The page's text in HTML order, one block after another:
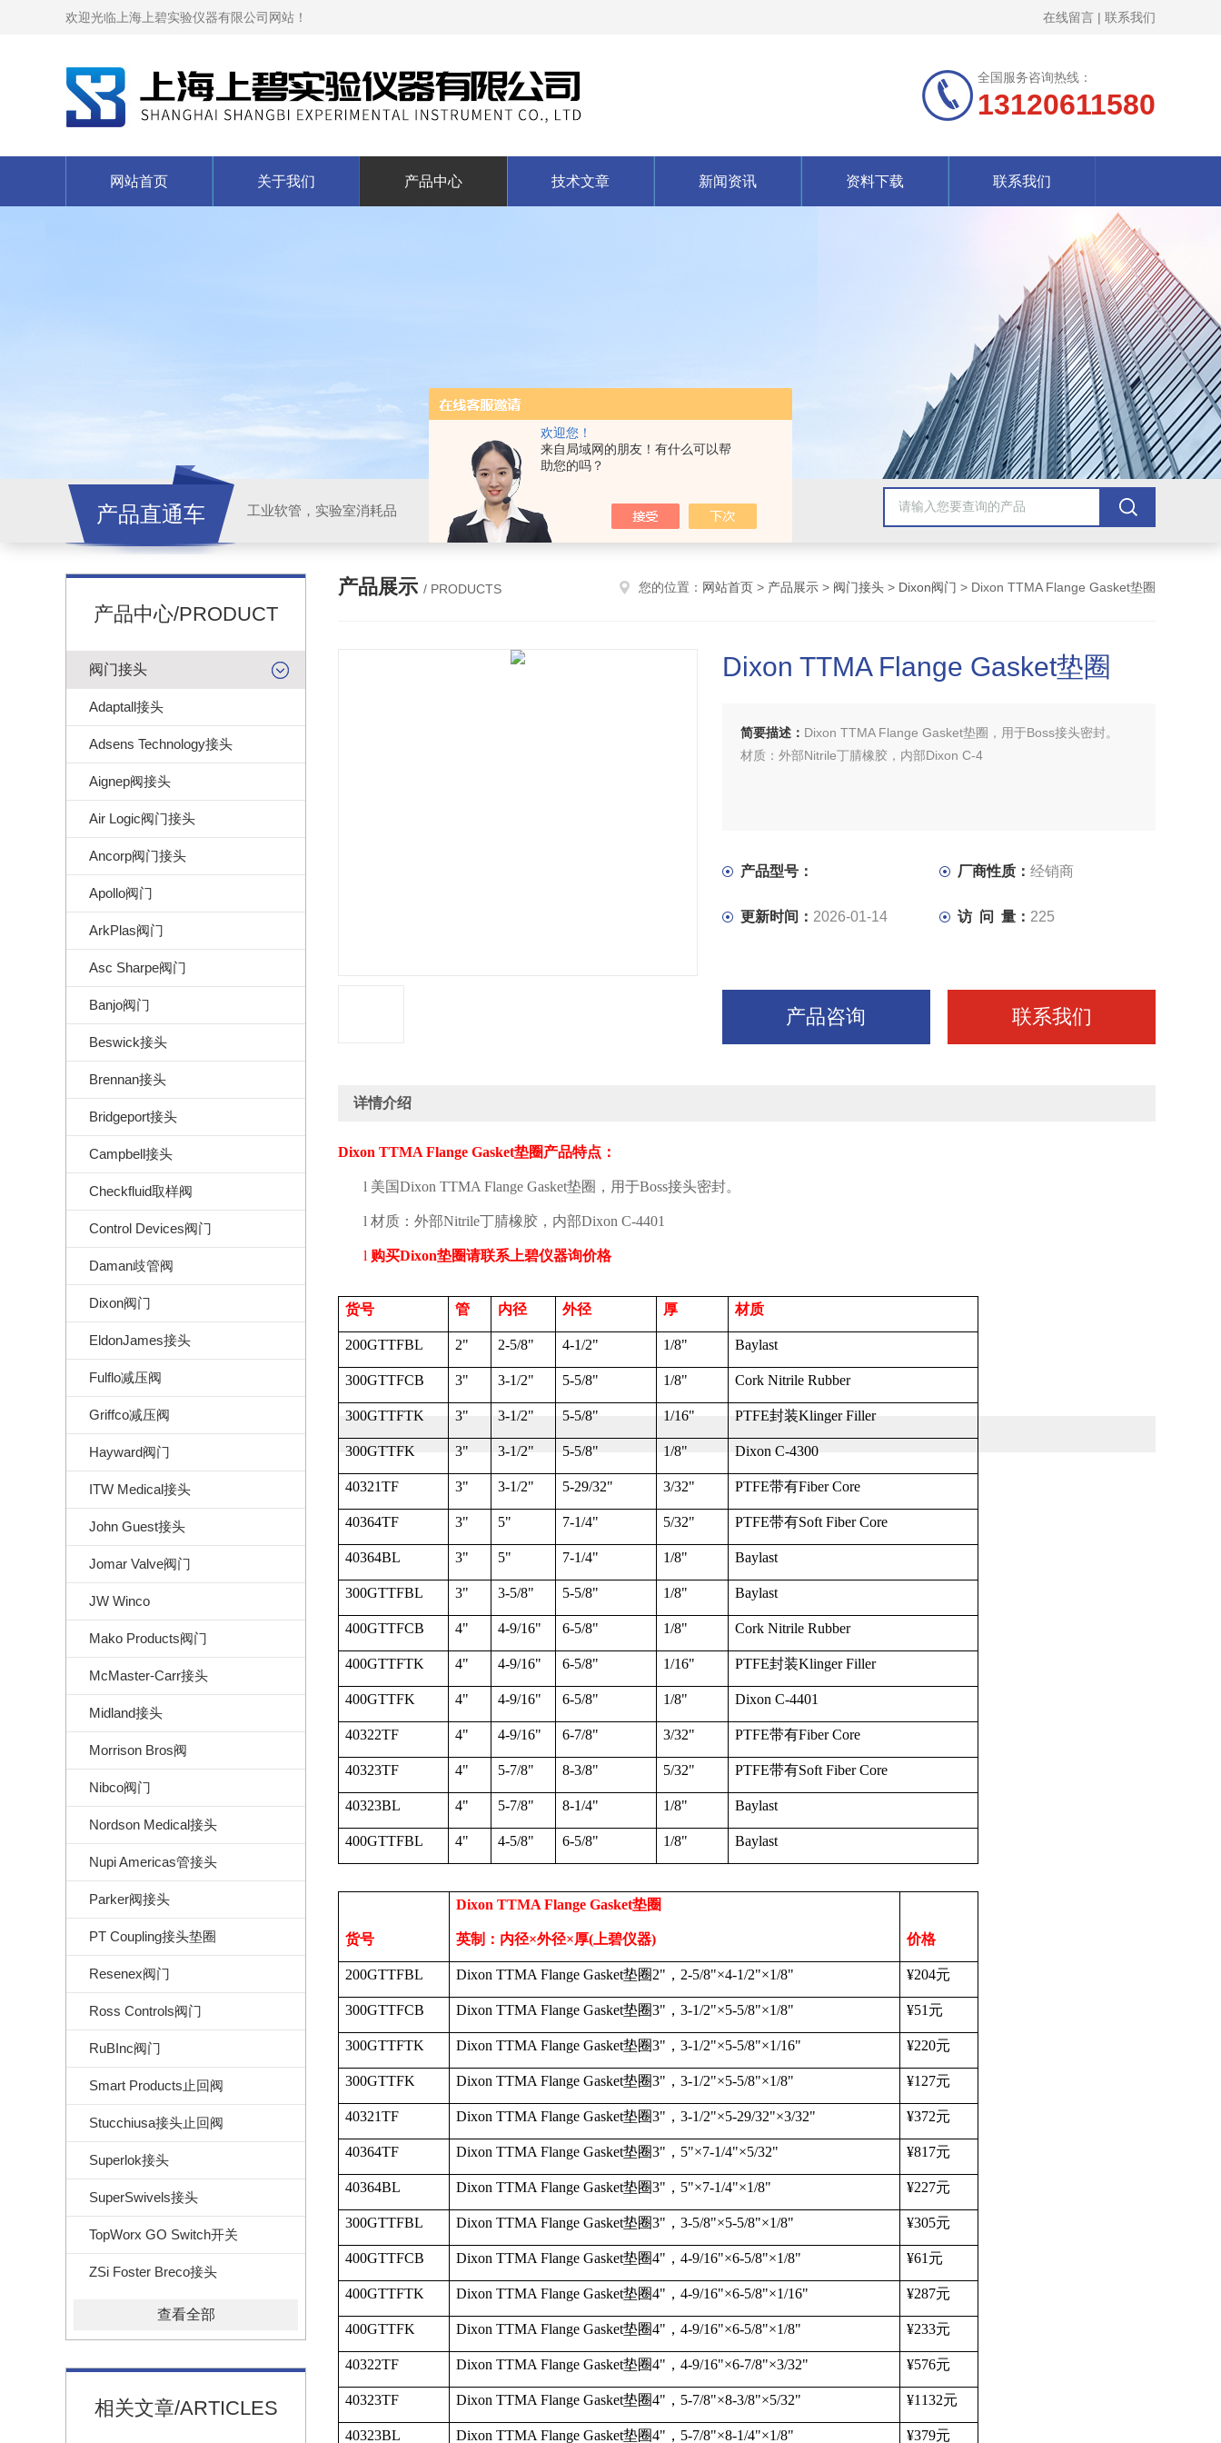
欢迎您！
来自局域网的朋友！有什么可以帮
助您的吗？
欢迎光临上海上碧实验仪器有限公司网站！ 在线留言 | 联系我们
全国服务咨询热线：
13120611580
网站首页 关于我们 产品中心 技术文章 新闻资讯 资料下载 联系我们
产品直通车 工业软管，实验室消耗品
产品中心/PRODUCT
阀门接头
Adaptall接头
Adsens Technology接头
Aignep阀接头
Air Logic阀门接头
Ancorp阀门接头
Apollo阀门
ArkPlas阀门
Asc Sharpe阀门
Banjo阀门
Beswick接头
Brennan接头
Bridgeport接头
Campbell接头
Checkfluid取样阀
Control Devices阀门
Daman歧管阀
Dixon阀门
EldonJames接头
Fulflo减压阀
Griffco减压阀
Hayward阀门
ITW Medical接头
John Guest接头
Jomar Valve阀门
JW Winco
Mako Products阀门
McMaster-Carr接头
Midland接头
Morrison Bros阀
Nibco阀门
Nordson Medical接头
Nupi Americas管接头
Parker阀接头
PT Coupling接头垫圈
Resenex阀门
Ross Controls阀门
RuBInc阀门
Smart Products止回阀
Stucchiusa接头止回阀
Superlok接头
SuperSwivels接头
TopWorx GO Switch开关
ZSi Foster Breco接头
查看全部
相关文章/ARTICLES
产品展示 / PRODUCTS 您的位置： 网站首页 > 产品展示 > 阀门接头 > Dixon阀门 > Dixon TTMA Flange Gasket垫圈
Dixon TTMA Flange Gasket垫圈
简要描述： Dixon TTMA Flange Gasket垫圈，用于Boss接头密封。
材质：外部Nitrile丁腈橡胶，内部Dixon C-4
产品型号： 厂商性质： 经销商
更新时间： 2026-01-14 访 问 量： 225
产品咨询 联系我们
详情介绍
Dixon TTMA Flange Gasket垫圈产品特点：
l 美国Dixon TTMA Flange Gasket垫圈，用于Boss接头密封。
l 材质：外部Nitrile丁腈橡胶，内部Dixon C-4401
l 购买Dixon垫圈请联系上碧仪器询价格
货号 管 内径 外径 厚 材质
200GTTFBL 2" 2-5/8" 4-1/2" 1/8" Baylast
300GTTFCB 3" 3-1/2" 5-5/8" 1/8" Cork Nitrile Rubber
300GTTFTK 3" 3-1/2" 5-5/8" 1/16" PTFE封装Klinger Filler
300GTTFK 3" 3-1/2" 5-5/8" 1/8" Dixon C-4300
40321TF 3" 3-1/2" 5-29/32" 3/32" PTFE带有Fiber Core
40364TF 3" 5" 7-1/4" 5/32" PTFE带有Soft Fiber Core
40364BL 3" 5" 7-1/4" 1/8" Baylast
300GTTFBL 3" 3-5/8" 5-5/8" 1/8" Baylast
400GTTFCB 4" 4-9/16" 6-5/8" 1/8" Cork Nitrile Rubber
400GTTFTK 4" 4-9/16" 6-5/8" 1/16" PTFE封装Klinger Filler
400GTTFK 4" 4-9/16" 6-5/8" 1/8" Dixon C-4401
40322TF 4" 4-9/16" 6-7/8" 3/32" PTFE带有Fiber Core
40323TF 4" 5-7/8" 8-3/8" 5/32" PTFE带有Soft Fiber Core
40323BL 4" 5-7/8" 8-1/4" 1/8" Baylast
400GTTFBL 4" 4-5/8" 6-5/8" 1/8" Baylast
货号
Dixon TTMA Flange Gasket垫圈
英制：内径×外径×厚( 上碧仪器) 价格
200GTTFBL Dixon TTMA Flange Gasket垫圈2" ， 2-5/8"×4-1/2"×1/8" ¥204元
300GTTFCB Dixon TTMA Flange Gasket垫圈3" ， 3-1/2"×5-5/8"×1/8" ¥51 元
300GTTFTK Dixon TTMA Flange Gasket垫圈3" ， 3-1/2"×5-5/8"×1/16" ¥220元
300GTTFK Dixon TTMA Flange Gasket垫圈3" ， 3-1/2"×5-5/8"×1/8" ¥127元
40321TF Dixon TTMA Flange Gasket垫圈3" ， 3-1/2"×5-29/32"×3/32" ¥372元
40364TF Dixon TTMA Flange Gasket垫圈3" ， 5"×7-1/4"×5/32" ¥817元
40364BL Dixon TTMA Flange Gasket垫圈3" ， 5"×7-1/4"×1/8" ¥227元
300GTTFBL Dixon TTMA Flange Gasket垫圈3" ， 3-5/8"×5-5/8"×1/8" ¥305元
400GTTFCB Dixon TTMA Flange Gasket垫圈4" ， 4-9/16"×6-5/8"×1/8" ¥61 元
400GTTFTK Dixon TTMA Flange Gasket垫圈4" ， 4-9/16"×6-5/8"×1/16" ¥287元
400GTTFK Dixon TTMA Flange Gasket垫圈4" ， 4-9/16"×6-5/8"×1/8" ¥233元
40322TF Dixon TTMA Flange Gasket垫圈4" ， 4-9/16"×6-7/8"×3/32" ¥576元
40323TF Dixon TTMA Flange Gasket垫圈4" ， 5-7/8"×8-3/8"×5/32" ¥1132元
40323BL Dixon TTMA Flange Gasket垫圈4" ， 5-7/8"×8-1/4"×1/8" ¥379元